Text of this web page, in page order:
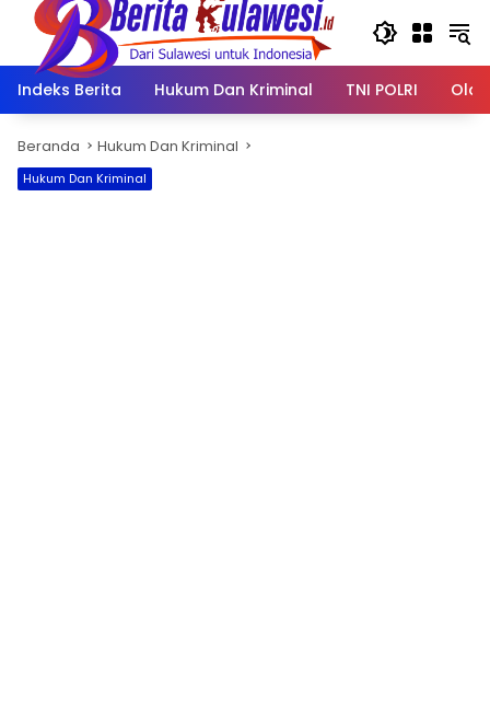
Langsung
konten
Indeks Berita
Hukum Dan Kriminal TNI POLRI
Beranda Hukum Dan Kriminal
Hukum Dan Kriminal